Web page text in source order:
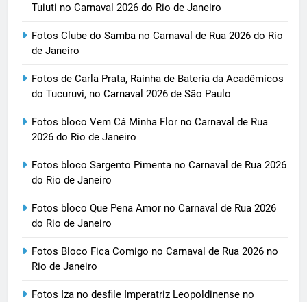
Tuiuti no Carnaval 2026 do Rio de Janeiro
Fotos Clube do Samba no Carnaval de Rua 2026 do Rio
de Janeiro
Fotos de Carla Prata, Rainha de Bateria da Acadêmicos
do Tucuruvi, no Carnaval 2026 de São Paulo
Fotos bloco Vem Cá Minha Flor no Carnaval de Rua
2026 do Rio de Janeiro
Fotos bloco Sargento Pimenta no Carnaval de Rua 2026
do Rio de Janeiro
Fotos bloco Que Pena Amor no Carnaval de Rua 2026
do Rio de Janeiro
Fotos Bloco Fica Comigo no Carnaval de Rua 2026 no
Rio de Janeiro
Fotos Iza no desfile Imperatriz Leopoldinense no